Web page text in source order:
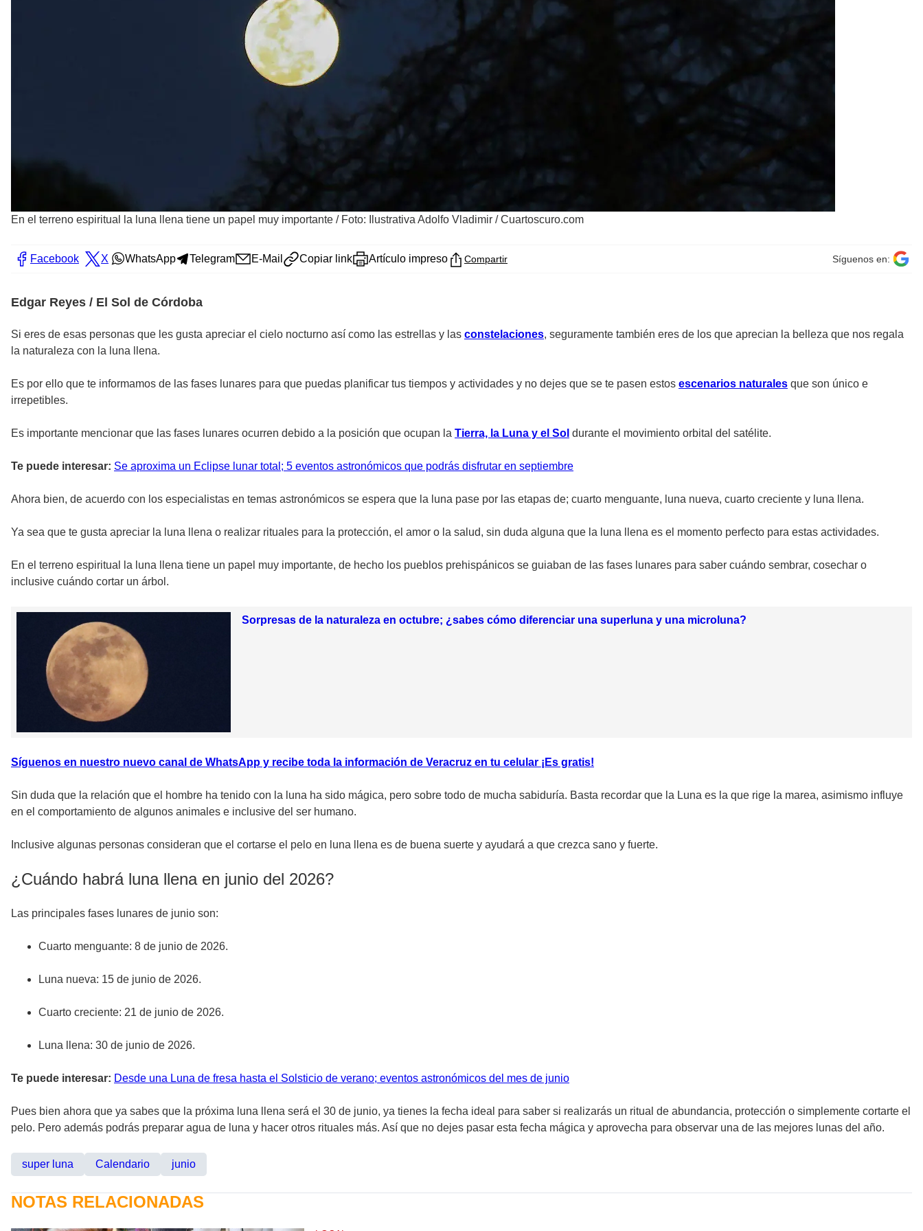
En el terreno espiritual la luna llena tiene un papel muy importante / Foto: Ilustrativa Adolfo Vladimir / Cuartoscuro.com
Facebook X WhatsApp Telegram E-Mail Copiar link Artículo impreso Compartir Síguenos en:
Edgar Reyes / El Sol de Córdoba
Si eres de esas personas que les gusta apreciar el cielo nocturno así como las estrellas y las constelaciones, seguramente también eres de los que aprecian la belleza que nos regala
la naturaleza con la luna llena.
Es por ello que te informamos de las fases lunares para que puedas planificar tus tiempos y actividades y no dejes que se te pasen estos escenarios naturales que son único e
irrepetibles.
Es importante mencionar que las fases lunares ocurren debido a la posición que ocupan la Tierra, la Luna y el Sol durante el movimiento orbital del satélite.
Te puede interesar: Se aproxima un Eclipse lunar total; 5 eventos astronómicos que podrás disfrutar en septiembre
Ahora bien, de acuerdo con los especialistas en temas astronómicos se espera que la luna pase por las etapas de; cuarto menguante, luna nueva, cuarto creciente y luna llena.
Ya sea que te gusta apreciar la luna llena o realizar rituales para la protección, el amor o la salud, sin duda alguna que la luna llena es el momento perfecto para estas actividades.
En el terreno espiritual la luna llena tiene un papel muy importante, de hecho los pueblos prehispánicos se guiaban de las fases lunares para saber cuándo sembrar, cosechar o
inclusive cuándo cortar un árbol.
Sorpresas de la naturaleza en octubre; ¿sabes cómo diferenciar una superluna y una microluna?
Síguenos en nuestro nuevo canal de WhatsApp y recibe toda la información de Veracruz en tu celular ¡Es gratis!
Sin duda que la relación que el hombre ha tenido con la luna ha sido mágica, pero sobre todo de mucha sabiduría. Basta recordar que la Luna es la que rige la marea, asimismo influye
en el comportamiento de algunos animales e inclusive del ser humano.
Inclusive algunas personas consideran que el cortarse el pelo en luna llena es de buena suerte y ayudará a que crezca sano y fuerte.
¿Cuándo habrá luna llena en junio del 2026?
Las principales fases lunares de junio son:
Cuarto menguante: 8 de junio de 2026.
Luna nueva: 15 de junio de 2026.
Cuarto creciente: 21 de junio de 2026.
Luna llena: 30 de junio de 2026.
Te puede interesar: Desde una Luna de fresa hasta el Solsticio de verano; eventos astronómicos del mes de junio
Pues bien ahora que ya sabes que la próxima luna llena será el 30 de junio, ya tienes la fecha ideal para saber si realizarás un ritual de abundancia, protección o simplemente cortarte el
pelo. Pero además podrás preparar agua de luna y hacer otros rituales más. Así que no dejes pasar esta fecha mágica y aprovecha para observar una de las mejores lunas del año.
super luna Calendario junio
NOTAS RELACIONADAS